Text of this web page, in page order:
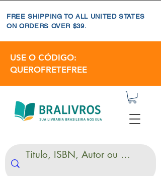
FREE SHIPPING TO ALL UNITED STATES
ON ORDERS OVER $39.
USE O CÓDIGO:
QUEROFRETEFREE